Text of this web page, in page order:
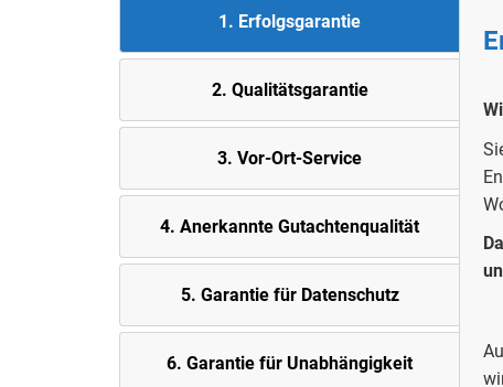
1. Erfolgsgarantie
2. Qualitätsgarantie
3. Vor-Ort-Service
4. Anerkannte Gutachtenqualität
5. Garantie für Datenschutz
6. Garantie für Unabhängigkeit